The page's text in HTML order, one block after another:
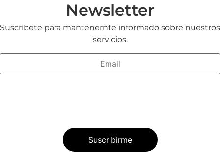
Newsletter
Suscríbete para mantenernte informado sobre nuestros
servicios.